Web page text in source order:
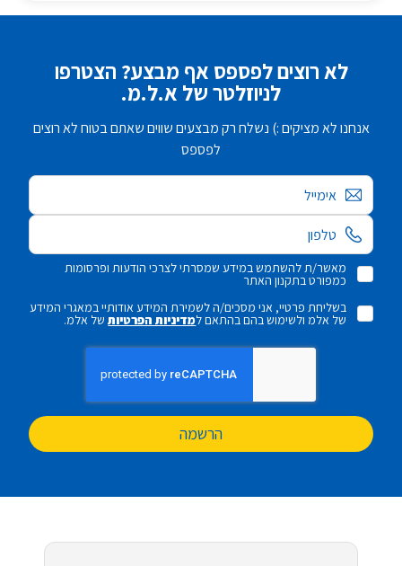
לא רוצים לפספס אף מבצע? הצטרפו
לניוזלטר של א.ל.מ.
אנחנו לא מציקים :) נשלח רק מבצעים שווים שאתם בטוח לא רוצים
לפספס
אימייל
מאשר/ת להשתמש במידע שמסרתי לצרכי הודעות ופרסומות
כמפורט בתקנון האתר
בשליחת פרטיי, אני מסכים/ה לשמירת המידע אודותיי במאגרי המידע
של אלמ ולשימוש בהם בהתאם למדיניות הפרטיותשל אלמ.
הרשמה